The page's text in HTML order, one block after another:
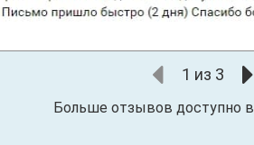
1 из 3
Больше отзывов доступно в